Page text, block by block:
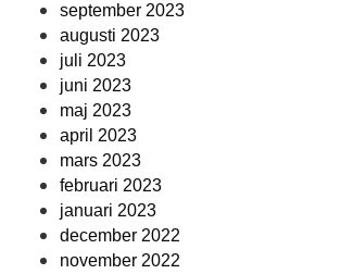
september 2023
augusti 2023
juli 2023
juni 2023
maj 2023
april 2023
mars 2023
februari 2023
januari 2023
december 2022
november 2022